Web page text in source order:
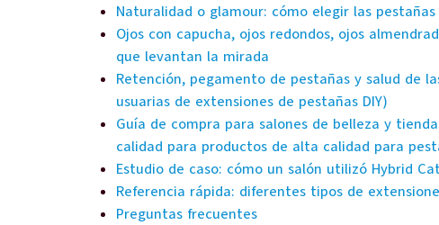
Naturalidad o glamour: cómo elegir las
Ojos con capucha, ojos redondos, ojos
que levantan la mirada
Retención, pegamento de pestañas y salud de
usuarias de extensiones de pestañas DIY)
Guía de compra para salones de belleza y
calidad para productos de alta calidad para
Estudio de caso: cómo un salón utilizó Hybrid
Referencia rápida: diferentes tipos de
Preguntas frecuentes